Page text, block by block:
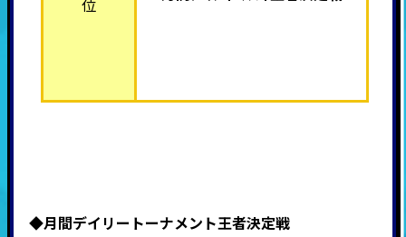
◆月間デイリートーナメント王者決定戦